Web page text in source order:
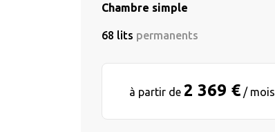
Chambre simple
68 lits permanents
à partir de 2 369 €/ mois